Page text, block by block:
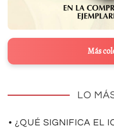
Más
LO
• ¿QUÉ SIGNIFICA EL